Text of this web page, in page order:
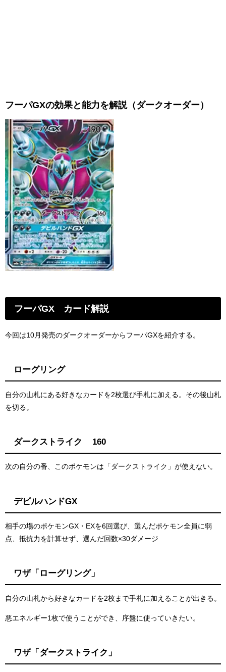
フーパGXの効果と能力を解説（ダークオーダー）
フーパGX カード解説
今回は10月発売のダークオーダーからフーパGXを紹介する。
ローグリング
自分の山札にある好きなカードを2枚選び手札に加える。その後山札
を切る。
ダークストライク 160
次の自分の番、このポケモンは「ダークストライク」が使えない。
デビルハンドGX
相手の場のポケモンGX・EXを6回選び、選んだポケモン全員に弱
点、抵抗力を計算せず、選んだ回数×30ダメージ
ワザ「ローグリング」
自分の山札から好きなカードを2枚まで手札に加えることが出きる。
悪エネルギー1枚で使うことができ、序盤に使っていきたい。
ワザ「ダークストライク」